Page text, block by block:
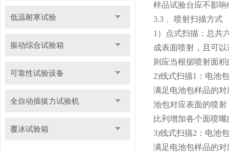
低温耐寒试验
振动综合试验箱
可靠性试验设备
全自动插拔力试验机
覆冰试验箱
样品试验台应不影
3.3 、喷射扫描方式
1）点式扫描：总共
成表面喷射，且可
则应当根据喷射面
2)线式扫描1：电池
满足电池包样品的
池包对应表面的喷
比列增加各个面喷
3)线式扫描2：电池
满足电池包样品的